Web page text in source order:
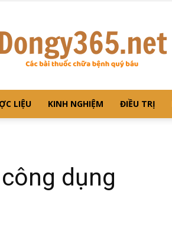
LIỆU KINH NGHIỆM ĐIỀU TRỊ
dụng